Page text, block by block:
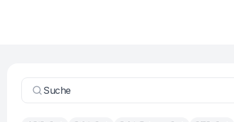
Suche